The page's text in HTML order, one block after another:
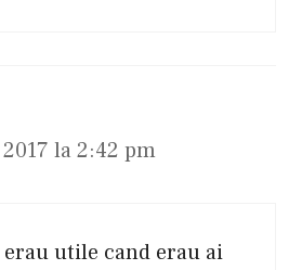
la 2:42 pm
utile cand erau ai